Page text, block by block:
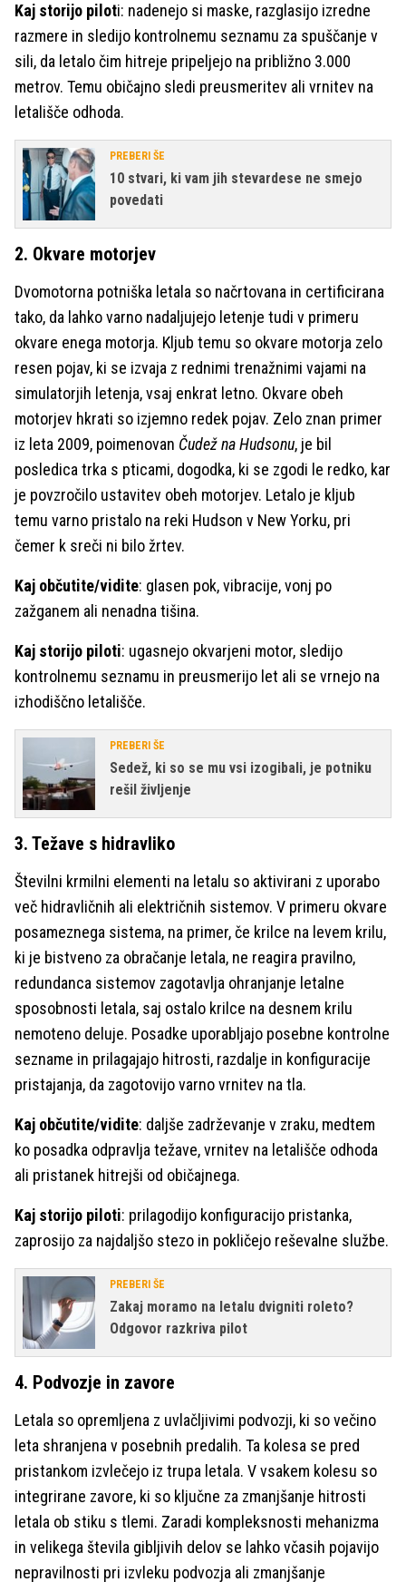
Kaj storijo piloti: nadenejo si maske, razglasijo izredne
razmere in sledijo kontrolnemu seznamu za spuščanje v
sili, da letalo čim hitreje pripeljejo na približno 3.000
metrov. Temu običajno sledi preusmeritev ali vrnitev na
letališče odhoda.
PREBERI ŠE
10 stvari, ki vam jih stevardese ne smejo
povedati
2. Okvare motorjev
Dvomotorna potniška letala so načrtovana in certificirana
tako, da lahko varno nadaljujejo letenje tudi v primeru
okvare enega motorja. Kljub temu so okvare motorja zelo
resen pojav, ki se izvaja z rednimi trenažnimi vajami na
simulatorjih letenja, vsaj enkrat letno. Okvare obeh
motorjev hkrati so izjemno redek pojav. Zelo znan primer
iz leta 2009, poimenovan Čudež na Hudsonu, je bil
posledica trka s pticami, dogodka, ki se zgodi le redko, kar
je povzročilo ustavitev obeh motorjev. Letalo je kljub
temu varno pristalo na reki Hudson v New Yorku, pri
čemer k sreči ni bilo žrtev.
Kaj občutite/vidite: glasen pok, vibracije, vonj po
zažganem ali nenadna tišina.
Kaj storijo piloti: ugasnejo okvarjeni motor, sledijo
kontrolnemu seznamu in preusmerijo let ali se vrnejo na
izhodiščno letališče.
PREBERI ŠE
Sedež, ki so se mu vsi izogibali, je potniku
rešil življenje
3. Težave s hidravliko
Številni krmilni elementi na letalu so aktivirani z uporabo
več hidravličnih ali električnih sistemov. V primeru okvare
posameznega sistema, na primer, če krilce na levem krilu,
ki je bistveno za obračanje letala, ne reagira pravilno,
redundanca sistemov zagotavlja ohranjanje letalne
sposobnosti letala, saj ostalo krilce na desnem krilu
nemoteno deluje. Posadke uporabljajo posebne kontrolne
sezname in prilagajajo hitrosti, razdalje in konfiguracije
pristajanja, da zagotovijo varno vrnitev na tla.
Kaj občutite/vidite: daljše zadrževanje v zraku, medtem
ko posadka odpravlja težave, vrnitev na letališče odhoda
ali pristanek hitrejši od običajnega.
Kaj storijo piloti: prilagodijo konfiguracijo pristanka,
zaprosijo za najdaljšo stezo in pokličejo reševalne službe.
PREBERI ŠE
Zakaj moramo na letalu dvigniti roleto?
Odgovor razkriva pilot
4. Podvozje in zavore
Letala so opremljena z uvlačljivimi podvozji, ki so večino
leta shranjena v posebnih predalih. Ta kolesa se pred
pristankom izvlečejo iz trupa letala. V vsakem kolesu so
integrirane zavore, ki so ključne za zmanjšanje hitrosti
letala ob stiku s tlemi. Zaradi kompleksnosti mehanizma
in velikega števila gibljivih delov se lahko včasih pojavijo
nepravilnosti pri izvleku podvozja ali zmanjšanje